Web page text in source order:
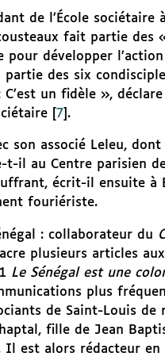
de l’École
fait partie des
pour développer
des six
C’est un fidèle », déclare
[ 7 .
son associé Leleu, dont
t-il au Centre parisien
écrit-il ensuite à
fouriériste.
: collaborateur du
plusieurs articles
Le Sénégal est une
plus
de Saint-Louis
fille de Jean
Il est alors rédacteur en